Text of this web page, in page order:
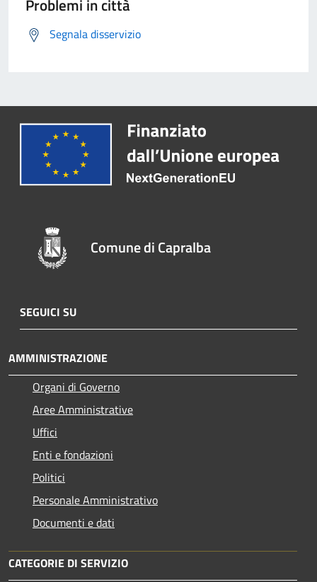
Problemi in città
Segnala disservizio
Comune di Capralba
SEGUICI SU
AMMINISTRAZIONE
Organi di Governo
Aree Amministrative
Uffici
Enti e fondazioni
Politici
Personale Amministrativo
Documenti e dati
CATEGORIE DI SERVIZIO